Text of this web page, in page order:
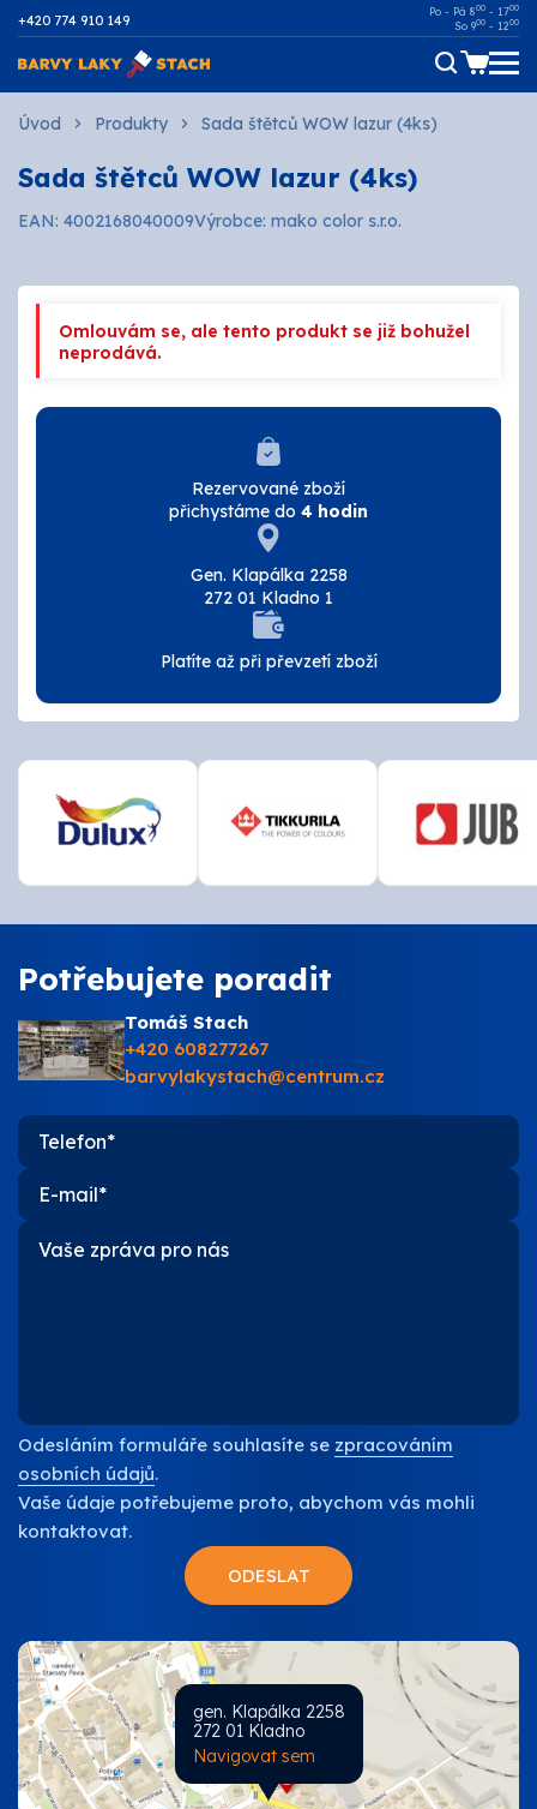
+420 774 910 149
Po - Pá 800 - 1700
So 900 - 1200
Dřevo
Kov
Malířské
Fasádní
Ostatní povrchy
AUTOMOTIVE
Technické kapaliny
Tmely a lepidla
Štětce, válečky, nářadí
ZNAČKY
Vzorníky
Postupy a návody
Kontakty
Úvod Produkty Sada štětců WOW lazur (4ks)
Sada štětců WOW lazur (4ks)
EAN: 4002168040009Výrobce: mako color s.r.o.
Omlouvám se, ale tento produkt se již bohužel
neprodává.
Rezervované zboží
přichystáme do 4 hodin
Gen. Klapálka 2258
272 01 Kladno 1
Platíte až při převzetí zboží
Potřebujete poradit
Tomáš Stach
+420 608277267
barvylakystach@centrum.cz
Odesláním formuláře souhlasíte se zpracováním
osobních údajů.
Vaše údaje potřebujeme proto, abychom vás mohli
kontaktovat.
gen. Klapálka 2258
272 01 Kladno
Navigovat sem